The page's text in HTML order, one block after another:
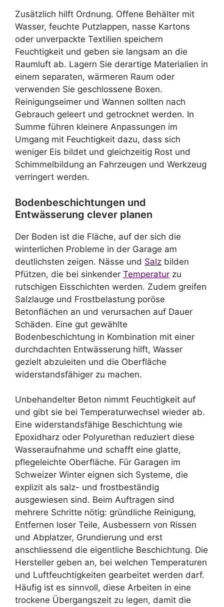
Zusätzlich hilft Ordnung. Offene Behälter mit
Wasser, feuchte Putzlappen, nasse Kartons
oder unverpackte Textilien speichern
Feuchtigkeit und geben sie langsam an die
Raumluft ab. Lagern Sie derartige Materialien in
einem separaten, wärmeren Raum oder
verwenden Sie geschlossene Boxen.
Reinigungseimer und Wannen sollten nach
Gebrauch geleert und getrocknet werden. In
Summe führen kleinere Anpassungen im
Umgang mit Feuchtigkeit dazu, dass sich
weniger Eis bildet und gleichzeitig Rost und
Schimmelbildung an Fahrzeugen und Werkzeug
verringert werden.
Bodenbeschichtungen und
Entwässerung clever planen
Der Boden ist die Fläche, auf der sich die
winterlichen Probleme in der Garage am
deutlichsten zeigen. Nässe und Salz bilden
Pfützen, die bei sinkender Temperatur zu
rutschigen Eisschichten werden. Zudem greifen
Salzlauge und Frostbelastung poröse
Betonflächen an und verursachen auf Dauer
Schäden. Eine gut gewählte
Bodenbeschichtung in Kombination mit einer
durchdachten Entwässerung hilft, Wasser
gezielt abzuleiten und die Oberfläche
widerstandsfähiger zu machen.
Unbehandelter Beton nimmt Feuchtigkeit auf
und gibt sie bei Temperaturwechsel wieder ab.
Eine widerstandsfähige Beschichtung wie
Epoxidharz oder Polyurethan reduziert diese
Wasseraufnahme und schafft eine glatte,
pflegeleichte Oberfläche. Für Garagen im
Schweizer Winter eignen sich Systeme, die
explizit als salz- und frostbeständig
ausgewiesen sind. Beim Auftragen sind
mehrere Schritte nötig: gründliche Reinigung,
Entfernen loser Teile, Ausbessern von Rissen
und Abplatzer, Grundierung und erst
anschliessend die eigentliche Beschichtung. Die
Hersteller geben an, bei welchen Temperaturen
und Luftfeuchtigkeiten gearbeitet werden darf.
Häufig ist es sinnvoll, diese Arbeiten in eine
trockene Übergangszeit zu legen, damit die